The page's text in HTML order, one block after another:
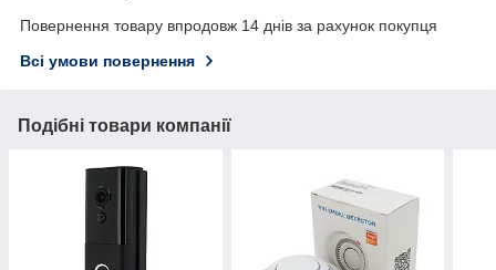
Повернення товару впродовж 14 днів за рахунок покупця
Всі умови повернення
Подібні товари компанії